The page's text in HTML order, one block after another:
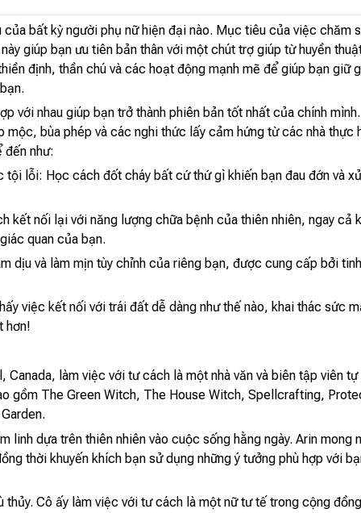
của bất kỳ người phụ nữ hiện đại nào. Mục tiêu của việc
giúp bạn ưu tiên bản thân với một chút trợ giúp từ huyền
định, thần chú và các hoạt động mạnh mẽ để giúp bạn
với nhau giúp bạn trở thành phiên bản tốt nhất của chính
bùa phép và các nghi thức lấy cảm hứng từ các nhà thực
đến như:
lỗi: Học cách đốt cháy bất cứ thứ gì khiến bạn đau đớn và
kết nối lại với năng lượng chữa bệnh của thiên nhiên, ngay cả
quan của bạn.
dịu và làm mịn tùy chỉnh của riêng bạn, được cung cấp bởi
việc kết nối với trái đất dễ dàng như thế nào, khai thác sức
hơn!
làm việc với tư cách là một nhà văn và biên tập viên
gồm The Green Witch, The House Witch, Spellcrafting,
linh dựa trên thiên nhiên vào cuộc sống hằng ngày. Arin
thời khuyến khích bạn sử dụng những ý tưởng phù hợp với
thủy. Cô ấy làm việc với tư cách là một nữ tư tế trong cộng